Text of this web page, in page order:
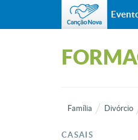
Família Divórcio
CASAIS